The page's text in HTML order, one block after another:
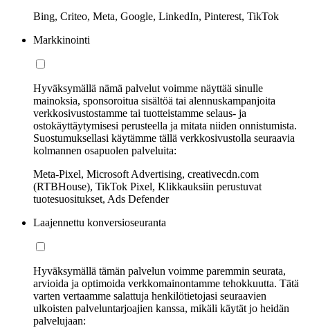
Bing, Criteo, Meta, Google, LinkedIn, Pinterest, TikTok
Markkinointi
Hyväksymällä nämä palvelut voimme näyttää sinulle
mainoksia, sponsoroitua sisältöä tai alennuskampanjoita
verkkosivustostamme tai tuotteistamme selaus- ja
ostokäyttäytymisesi perusteella ja mitata niiden onnistumista.
Suostumuksellasi käytämme tällä verkkosivustolla seuraavia
kolmannen osapuolen palveluita:
Meta-Pixel, Microsoft Advertising, creativecdn.com
(RTBHouse), TikTok Pixel, Klikkauksiin perustuvat
tuotesuositukset, Ads Defender
Laajennettu konversioseuranta
Hyväksymällä tämän palvelun voimme paremmin seurata,
arvioida ja optimoida verkkomainontamme tehokkuutta. Tätä
varten vertaamme salattuja henkilötietojasi seuraavien
ulkoisten palveluntarjoajien kanssa, mikäli käytät jo heidän
palvelujaan: